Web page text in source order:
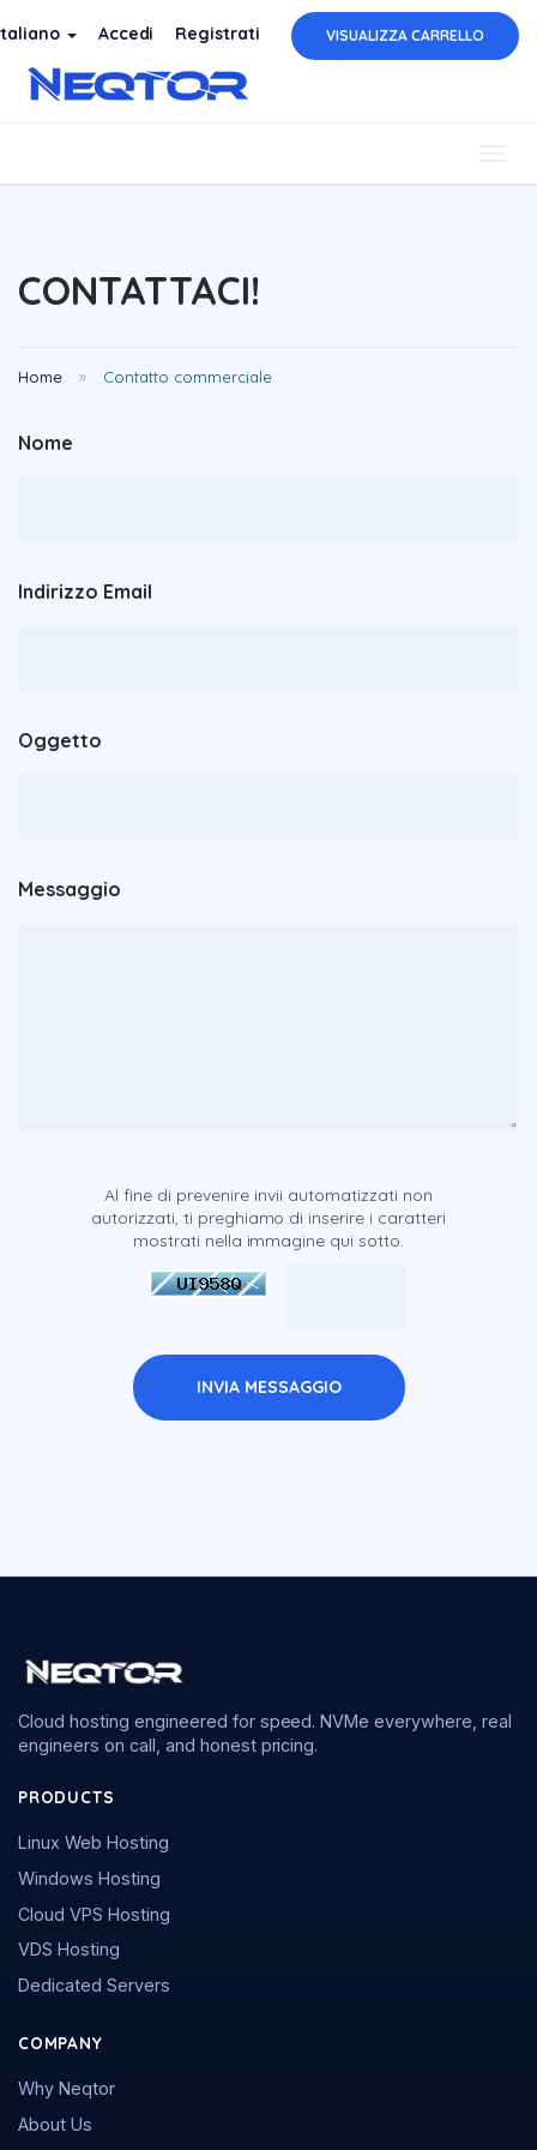
Accedi Registrati VISUALIZZA CARRELLO
CONTATTACI!
Home Contatto commerciale
Nome
Indirizzo Email
Oggetto
Messaggio
Al fine di prevenire invii automatizzati non
autorizzati, ti preghiamo di inserire i caratteri
mostrati nella immagine qui sotto.
INVIA MESSAGGIO
Cloud hosting engineered for speed. NVMe everywhere, real
engineers on call, and honest pricing.
PRODUCTS
Linux Web Hosting
Windows Hosting
Cloud VPS Hosting
VDS Hosting
Dedicated Servers
COMPANY
Why Neqtor
About Us